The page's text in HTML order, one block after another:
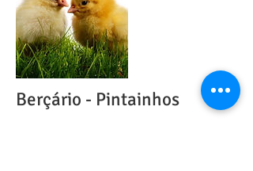
Berçário - Pintainhos